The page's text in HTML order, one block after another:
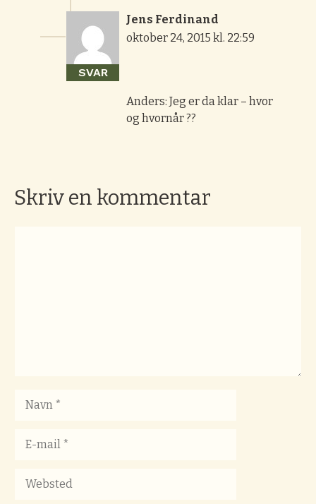
SVAR
Jens Ferdinand
oktober 24, 2015 kl. 22:59
Anders: Jeg er da klar – hvor
og hvornår ??
Skriv en kommentar
mail
Websted